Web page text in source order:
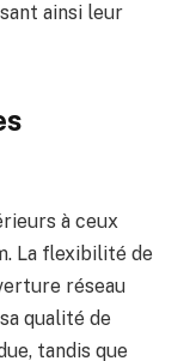
ainsi leur
à ceux
La flexibilité de
réseau
qualité de
tandis que